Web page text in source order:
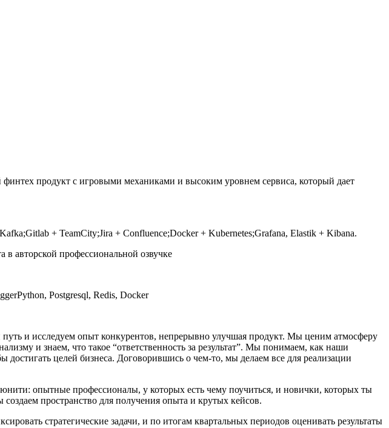
продукт с игровыми механиками и высоким уровнем сервиса, который дает
+ TeamCity;Jira + Confluence;Docker + Kubernetes;Grafana, Elastik + Kibana.
авторской профессиональной озвучке
Postgresql, Redis, Docker
и исследуем опыт конкурентов, непрерывно улучшая продукт. Мы ценим атмосферу
и знаем, что такое “ответственность за результат”. Мы понимаем, как наши
достигать целей бизнеса. Договорившись о чем-то, мы делаем все для реализации
опытные профессионалы, у которых есть чему поучиться, и новички, которых ты
пространство для получения опыта и крутых кейсов.
стратегические задачи, и по итогам квартальных периодов оценивать результаты